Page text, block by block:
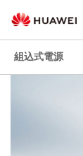
組込式電源